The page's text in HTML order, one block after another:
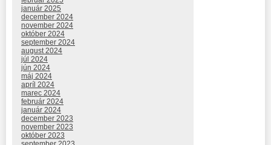
január 2025
december 2024
november 2024
október 2024
september 2024
august 2024
júl 2024
jún 2024
máj 2024
apríl 2024
marec 2024
február 2024
január 2024
december 2023
november 2023
október 2023